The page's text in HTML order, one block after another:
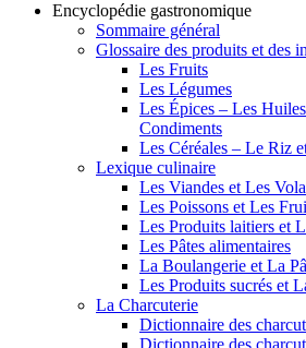
Encyclopédie gastronomique
Sommaire général
Glossaire des produits et des
Les Fruits
Les Légumes
Les Épices – Les
Condiments
Les Céréales – Le Riz
Lexique culinaire
Les Viandes et Les
Les Poissons et Les
Les Produits laitiers et
Les Pâtes alimentaires
La Boulangerie et La
Les Produits sucrés et
La Charcuterie
Dictionnaire des